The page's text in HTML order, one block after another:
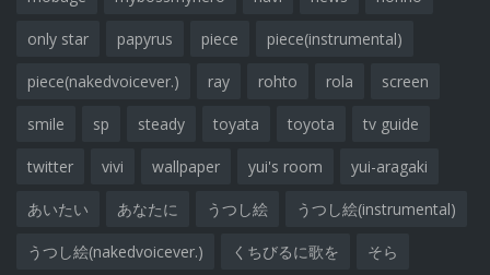
only star papyrus piece piece(instrumental)
piece(nakedvoicever.) ray rohto rola screen
smile sp steady toyata toyota tv guide
twitter vivi wallpaper yui's room yui-aragaki
あいたい あなたに うつし絵 うつし絵(instrumental)
うつし絵(nakedvoicever.) くちびるに歌を そら